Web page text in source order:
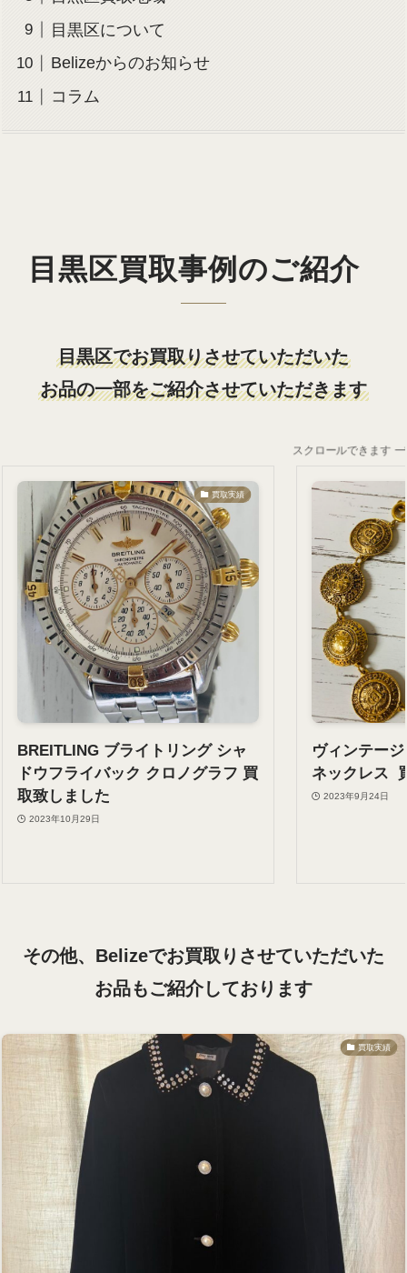
目黒区について
Belizeからのお知らせ
コラム
目黒区買取事例のご紹介
目黒区でお買取りさせていただいた
お品の一部をご紹介させていただきます
スクロールできます
買取実績
BREITLING ブライトリング シャ
ドウフライバック クロノグラフ 買
取致しました
2023年10月29日
ヴィンテー
ネックレス
2023年9月24日
その他、Belizeでお買取りさせていただいた
お品もご紹介しております
買取実績